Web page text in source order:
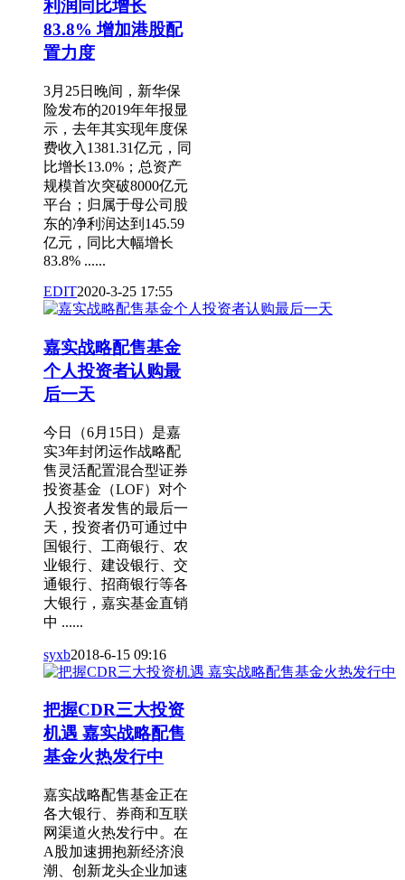
利润同比增长
83.8% 增加港股配
置力度
3月25日晚间，新华保
险发布的2019年年报显
示，去年其实现年度保
费收入1381.31亿元，同
比增长13.0%；总资产
规模首次突破8000亿元
平台；归属于母公司股
东的净利润达到145.59
亿元，同比大幅增长
83.8% ......
EDIT2020-3-25 17:55
嘉实战略配售基金
个人投资者认购最
后一天
今日（6月15日）是嘉
实3年封闭运作战略配
售灵活配置混合型证券
投资基金（LOF）对个
人投资者发售的最后一
天，投资者仍可通过中
国银行、工商银行、农
业银行、建设银行、交
通银行、招商银行等各
大银行，嘉实基金直销
中 ......
syxb2018-6-15 09:16
把握CDR三大投资
机遇 嘉实战略配售
基金火热发行中
嘉实战略配售基金正在
各大银行、券商和互联
网渠道火热发行中。在
A股加速拥抱新经济浪
潮、创新龙头企业加速